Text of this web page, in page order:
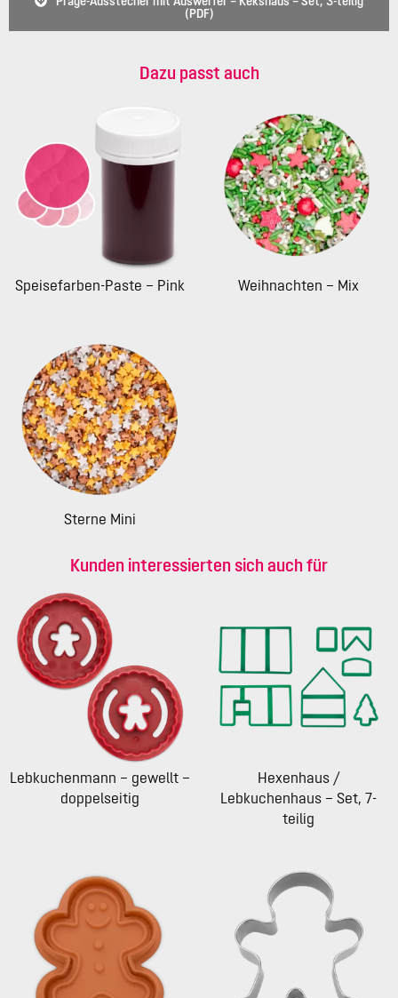
(PDF)
Dazu passt auch
Speisefarben-Paste – Pink Weihnachten – Mix
Sterne Mini
Kunden interessierten sich auch für
Lebkuchenmann – gewellt –
doppelseitig
Hexenhaus /
Lebkuchenhaus – Set, 7-
teilig